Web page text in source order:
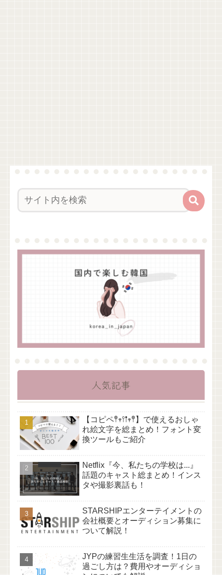
人気記事
【コピペ𖤣𖥧𖥣𖡡𖥧𖤣】で使えるおしゃ
れ絵文字を総まとめ！フォント変
換ツールもご紹介
Netflix『今、私たちの学校は...』
話題のキャスト総まとめ！インス
タや撮影裏話も！
STARSHIPエンターテイメントの
会社概要とオーディション募集に
ついて解説！
JYPの練習生生活を調査！1日の
過ごし方は？費用やオーディショ